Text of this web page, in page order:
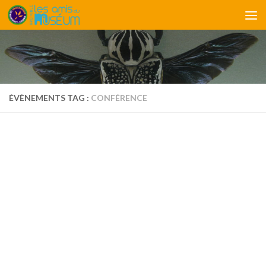
Skip to content
ÉVÈNEMENTS TAG : CONFÉRENCE